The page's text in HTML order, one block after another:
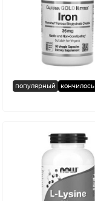
популярный кончилось